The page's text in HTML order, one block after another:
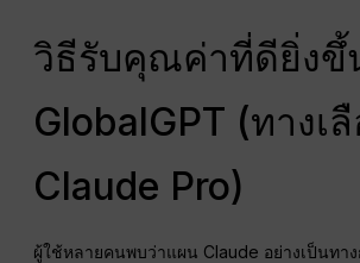
วิธีรับคุณค่าที่ดียิ่งขึ้
GlobalGPT (ทางเ
Claude Pro)
ผู้ใช้หลายคนพบว่าแผน Claude อย่างเป็นทา